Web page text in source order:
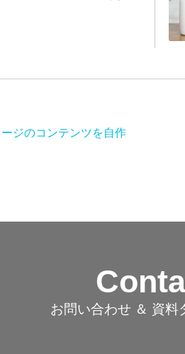
ージのコンテンツを自
お問い合わせ ＆ 資料